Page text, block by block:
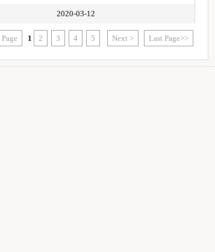
2020-03-12
1 2 3 4 5 Next > Last Page>>